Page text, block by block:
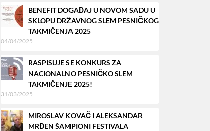
BENEFIT DOGAĐAJ U NOVOM SADU U
SKLOPU DRŽAVNOG SLEM PESNIČKOG
TAKMIČENJA 2025
04/04/2025
RASPISUJE SE KONKURS ZA
NACIONALNO PESNIČKO SLEM
TAKMIČENJE 2025!
31/03/2025
MIROSLAV KOVAČ I ALEKSANDAR
MRĐEN ŠAMPIONI FESTIVALA